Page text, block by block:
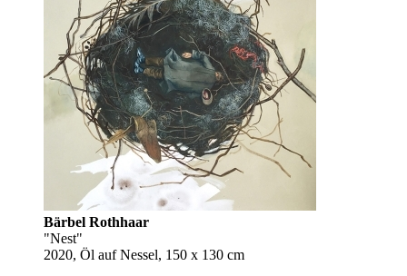
Bärbel Rothhaar
"Nest"
2020, Öl auf Nessel, 150 x 130 cm